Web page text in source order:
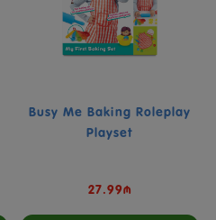
Busy Me Baking Roleplay
Playset
27.99₼